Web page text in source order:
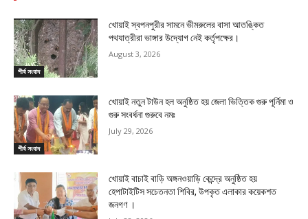
শীর্ষ সংবাদ
খোয়াই স্বপনপুরীর সামনে ভীমরুলের বাসা আতঙ্কিত
পথযাত্রীরা ভাঙ্গার উদ্যোগ নেই কর্তৃপক্ষের।
August 3, 2026
শীর্ষ সংবাদ
খোয়াই নতুন টাউন হল অনুষ্ঠিত হয় জেলা ভিত্তিক গুরু পূর্নিমা ও
গুরু সংবর্ধনা গুরুবে নমঃ
July 29, 2026
খোয়াই বাচাই বাড়ি অঙ্গনওয়াড়ি কেন্দ্রে অনুষ্ঠিত হয়
হেপাটাইটিস সচেতনতা শিবির, উপকৃত এলাকার কয়েকশত
জনগণ ।